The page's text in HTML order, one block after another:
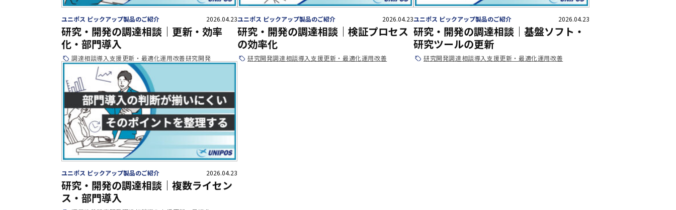
ユニポス ピックアップ製品のご紹介 2026.04.23
研究・開発の調達相談｜更新・効率
化・部門導入
調達相談導入支援更新・最適化運用改善研究開発
ユニポス ピックアップ製品のご紹介 2026.04.23
研究・開発の調達相談｜検証プロセス
の効率化
研究開発調達相談導入支援更新・最適化運用改善
ユニポス ピックアップ製品のご紹介 2026.04.23
研究・開発の調達相談｜基盤ソフト・
研究ツールの更新
研究開発調達相談導入支援更新・最適化運用改善
ユニポス ピックアップ製品のご紹介 2026.04.23
研究・開発の調達相談｜複数ライセン
ス・部門導入